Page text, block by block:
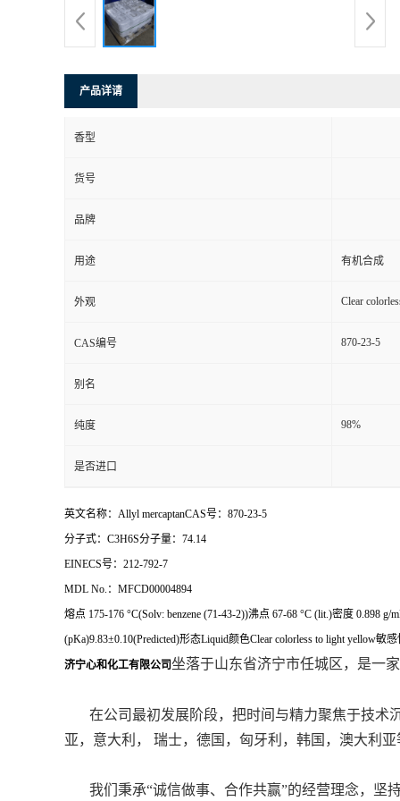
产品详请
香型
货号
品牌
用途 有机合成
外观 Clear
CAS编号 870-23-5
别名
纯度 98%
是否进口
英文名称：Allyl mercaptanCAS号：870-23-5
分子式：C3H6S分子量：74.14
EINECS号：212-792-7
MDL No.：MFCD00004894
熔点 175-176 °C(Solv: benzene (71-43-2))沸点 67-68 °C (lit.)密度 0.898
(pKa)9.83±0.10(Predicted)形态Liquid颜色Clear colorless to light yellow敏
济宁心和化工有限公司坐落于山东省济宁市任城区，是一
在公司最初发展阶段，把时间与精力聚焦于技术沉
亚，意大利， 瑞士，德国，匈牙利，韩国，澳大利亚
我们秉承“诚信做事、合作共赢”的经营理念，坚